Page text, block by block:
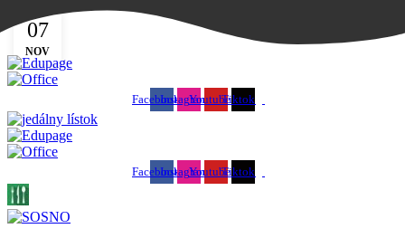
SOŠ podnikania a služieb - váš kľúč k úspechu
FacebookInstagramYoutubeTiktok
FacebookInstagramYoutubeTiktok
07
NOV